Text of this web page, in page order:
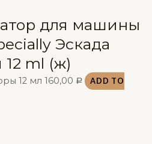
для машины
Эскада
ml (ж)
12 мл 160,00 Р
ADD TO